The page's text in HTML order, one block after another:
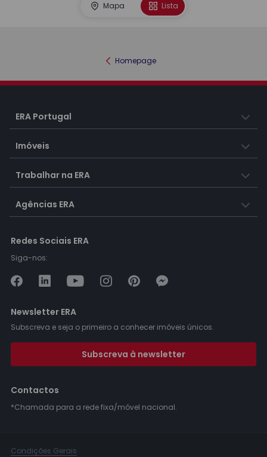
Mapa Lista
Homepage
ERA Portugal
Imóveis
Trabalhar na ERA
Agências ERA
Redes Sociais ERA
Siga-nos:
Newsletter ERA
Subscreva e seja o primeiro a conhecer imóveis únicos.
Subscreva à newsletter
Contactos
*Chamada para a rede fixa/móvel nacional.
Condições Gerais